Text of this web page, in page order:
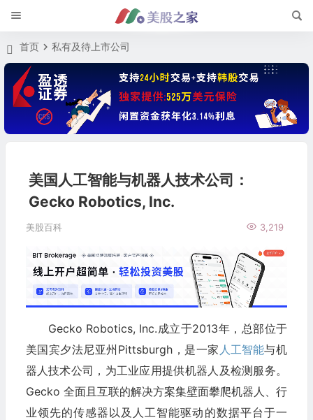
首页 私有及待上市公司
美国人工智能与机器人技术公司：
Gecko Robotics, Inc.
美股百科 3,219
Gecko Robotics, Inc.成立于2013年，总部位于
美国宾夕法尼亚州Pittsburgh，是一家 人工智能与机
器人技术公司，为工业应用提供机器人及检测服务。
Gecko 全面且互联的解决方案集壁面攀爬机器人、行
业领先的传感器以及人工智能驱动的数据平台于一